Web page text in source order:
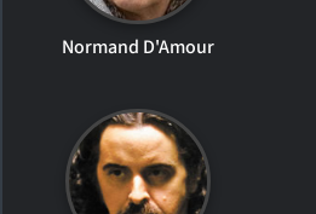
Normand D'Amour